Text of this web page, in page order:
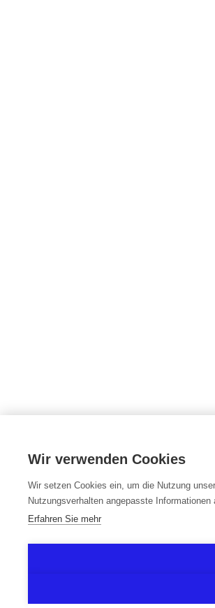
Wir verwenden Cookies
Wir setzen Cookies ein, um die Nutzung
Nutzungsverhalten angepasste Informationen
Erfahren Sie mehr